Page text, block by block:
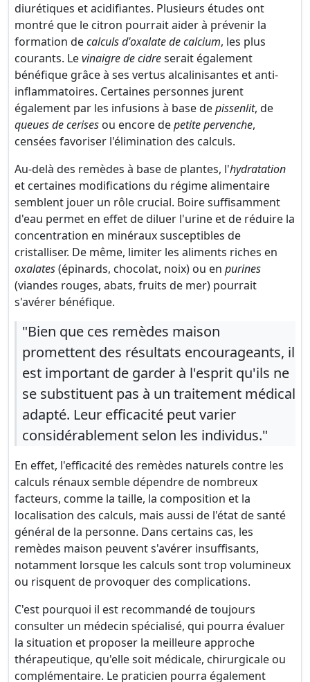
diurétiques et acidifiantes. Plusieurs études ont
montré que le citron pourrait aider à prévenir la
formation decalculs d'oxalate de calcium, les plus
courants. Levinaigre de cidreserait également
bénéfique grâce à ses vertus alcalinisantes et anti-
inflammatoires. Certaines personnes jurent
également par les infusions à base depissenlit, de
queues de cerises ou encore depetite pervenche,
censées favoriser l'élimination des calculs.
Au-delà des remèdes à base de plantes, l'hydratation
et certaines modifications du régime alimentaire
semblent jouer un rôle crucial. Boire suffisamment
d'eau permet en effet de diluer l'urine et de réduire la
concentration en minéraux susceptibles de
cristalliser. De même, limiter les aliments riches en
oxalates(épinards, chocolat, noix) ou en purines
(viandes rouges, abats, fruits de mer) pourrait
s'avérer bénéfique.
"Bien que ces remèdes maison
promettent des résultats encourageants, il
est important de garder à l'esprit qu'ils ne
se substituent pas à un traitement médical
adapté. Leur efficacité peut varier
considérablement selon les individus."
En effet, l'efficacité des remèdes naturels contre les
calculs rénaux semble dépendre de nombreux
facteurs, comme la taille, la composition et la
localisation des calculs, mais aussi de l'état de santé
général de la personne. Dans certains cas, les
remèdes maison peuvent s'avérer insuffisants,
notamment lorsque les calculs sont trop volumineux
ou risquent de provoquer des complications.
C'est pourquoi il est recommandé de toujours
consulter un médecin spécialisé, qui pourra évaluer
la situation et proposer la meilleure approche
thérapeutique, qu'elle soit médicale, chirurgicale ou
complémentaire. Le praticien pourra également